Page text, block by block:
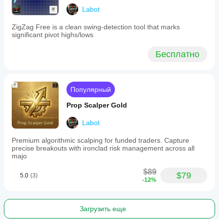
"разворот".
Действие при ПРОРЫВЕ:
лонг" на верхней линии для сделок типа
"пробой".
приближается к линии, не касаясь ее.
6. Визуализация 🎨
Настройте внешний вид бота на вашем графике.
Цвета линий: Выберите цвета для каждой линии
вил для идеальной читаемости.
отключить информационную панель на экране.
Позиция и цвет панели управления:
Полный
текста.
Labot
ZigZag Free is a clean swing-detection tool that marks
significant pivot highs/lows
Бесплатно
Популярный
Prop Scalper Gold
Labot
Premium algorithmic scalping for funded traders. Capture
precise breakouts with ironclad risk management across all
majo
5.0 (3) $89
-12% $79
Загрузить еще